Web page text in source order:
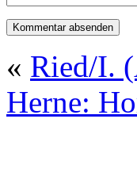
« Ried/I.
Herne: